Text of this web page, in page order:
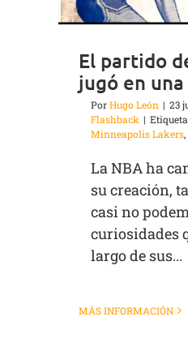
El partido
jugó en
PorHugo León | 23
Flashback |
Minneapolis Lakers,
La NBA ha
su creación,
casi no
curiosidades
largo de sus...
MÁS INFORMACIÓN